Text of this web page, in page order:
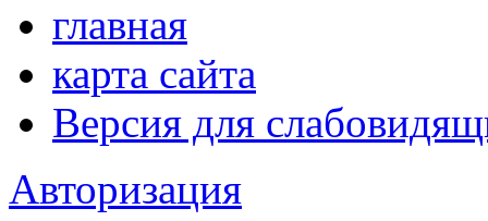
главная
карта сайта
Версия для
Авторизация